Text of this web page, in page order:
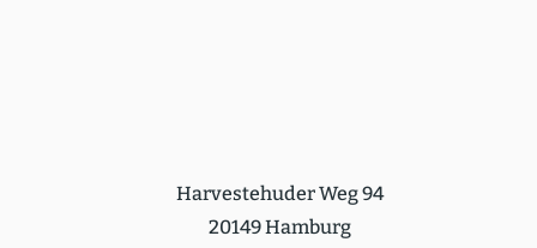
Harvestehuder Weg 94
20149 Hamburg